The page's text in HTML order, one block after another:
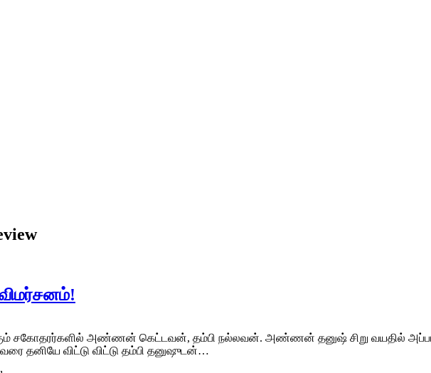
சகோதரர்களில் அண்ணன் கெட்டவன், தம்பி நல்லவன். அண்ணன் தனுஷ் சிறு வயதில்
தனியே விட்டு விட்டு தம்பி தனுஷுடன்…